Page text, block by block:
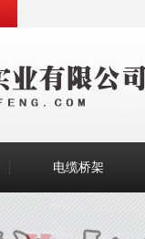
电缆桥架